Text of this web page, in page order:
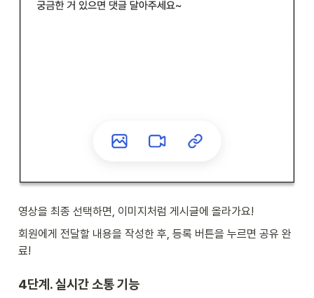
영상을 최종 선택하면, 이미지처럼 게시글에 올라가요!
회원에게 전달할 내용을 작성한 후, 등록 버튼을 누르면 공유 완
료!
4단계. 실시간 소통 기능